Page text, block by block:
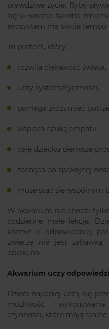
prawdziwe życie. Ryby
się w wodzie, światło
ekosystem ma swoje tempo.
To prezent, który:
rozwija ciekawość świata,
uczy systematyczności,
pomaga zrozumieć
wspiera naukę empatii,
daje dziecku pierwsze
zachęca do spokojnej
może stać się wspólnym
W akwarium nie chodzi
codzienne małe lekcje.
karmić o odpowiedniej
zwierzę nie jest
opiekuna.
Akwarium uczy
Dzieci najlepiej uczą się
możliwość
czynności, które mają realne